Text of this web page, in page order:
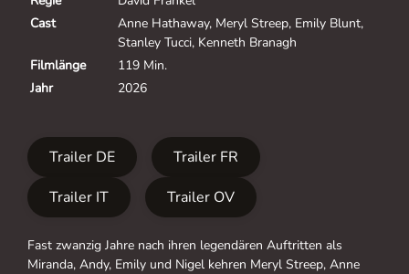
Cast
Anne Hathaway, Meryl Streep, Emily Blunt,
Stanley Tucci, Kenneth Branagh
Filmlänge
119 Min.
Jahr
2026
Trailer DE
Trailer FR
Trailer IT
Trailer OV
Fast zwanzig Jahre nach ihren legendären Auftritten als
Miranda, Andy, Emily und Nigel kehren Meryl Streep, Anne